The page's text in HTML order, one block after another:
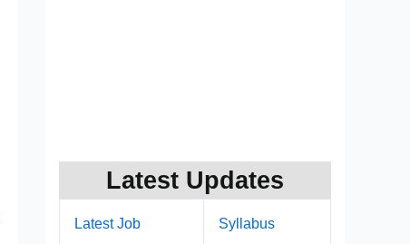
Latest Updates
Latest Job Syllabus